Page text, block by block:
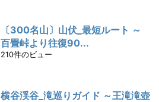
〔300名山〕山伏_最短ルート ～
百畳峠より往復90...
210件のビュー
横谷渓谷_滝巡りガイド ～王滝滝壺